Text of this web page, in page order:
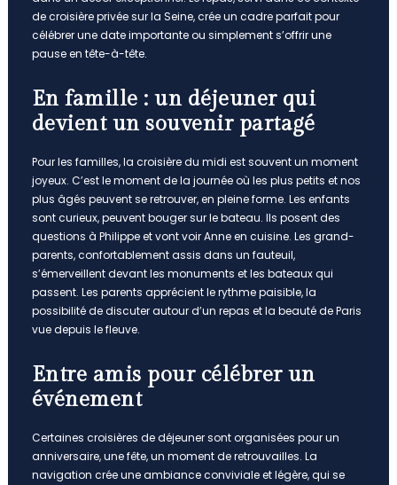
de croisière privée sur la Seine, crée un cadre parfait pour
célébrer une date importante ou simplement s’offrir une
pause en tête-à-tête.
En famille : un déjeuner qui
devient un souvenir partagé
Pour les familles, la croisière du midi est souvent un moment
joyeux. C’est le moment de la journée où les plus petits et nos
plus âgés peuvent se retrouver, en pleine forme. Les enfants
sont curieux, peuvent bouger sur le bateau. Ils posent des
questions à Philippe et vont voir Anne en cuisine. Les grand-
parents, confortablement assis dans un fauteuil,
s’émerveillent devant les monuments et les bateaux qui
passent. Les parents apprécient le rythme paisible, la
possibilité de discuter autour d’un repas et la beauté de Paris
vue depuis le fleuve.
Entre amis pour célébrer un
événement
Certaines croisières de déjeuner sont organisées pour un
anniversaire, une fête, un moment de retrouvailles. La
navigation crée une ambiance conviviale et légère, qui se